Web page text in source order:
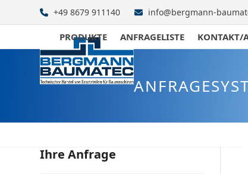
+49 8679 911140 info@bergmann-
PRODUKTE ANFRAGELISTE KONTAKT/
Ihre Anfrage